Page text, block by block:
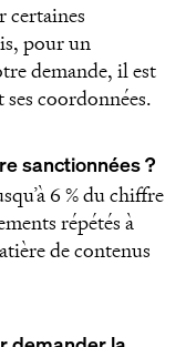
certaines
pour un
demande, il est
coordonnées.
sanctionnées ?
6 % du chiffre
répétés à
de contenus